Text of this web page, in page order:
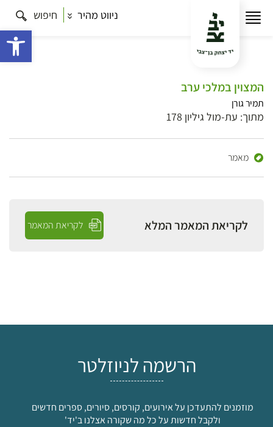
ניווט מהיר חיפוש
המצוין במלכי ערב
תמיר גורן
מתוך: עת-מול גיליון 178
מאמר
לקריאת המאמר המלא לקריאת המאמר
הרשמה לניוזלטר
מוזמנים להתעדכן על אירועים, קורסים, סיורים, ספרים חדשים
ולקבל חדשות על כל מה שקורה אצלנו ב'יד'